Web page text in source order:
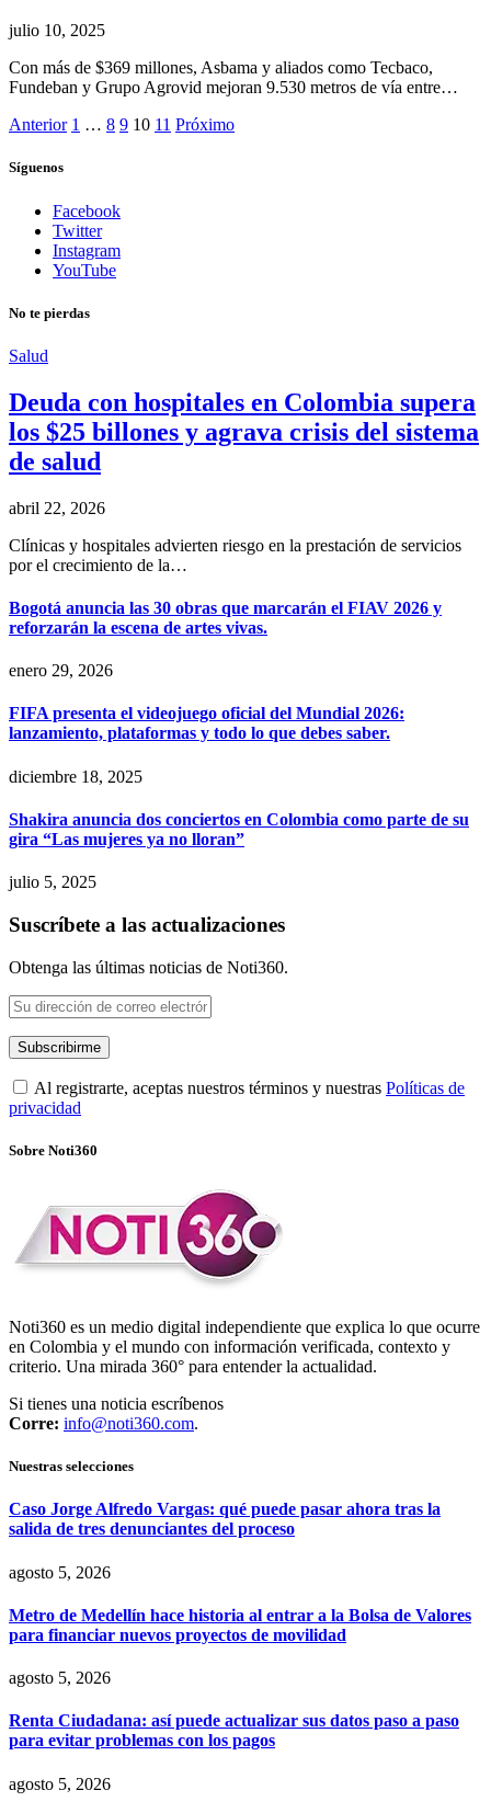
julio 10, 2025
Con más de $369 millones, Asbama y aliados como Tecbaco,
Fundeban y Grupo Agrovid mejoran 9.530 metros de vía entre…
Anterior 1 … 8 9 10 11 Próximo
Síguenos
Facebook
Twitter
Instagram
YouTube
No te pierdas
Salud
Deuda con hospitales en Colombia supera
los $25 billones y agrava crisis del sistema
de salud
abril 22, 2026
Clínicas y hospitales advierten riesgo en la prestación de servicios
por el crecimiento de la…
Bogotá anuncia las 30 obras que marcarán el FIAV 2026 y
reforzarán la escena de artes vivas.
enero 29, 2026
FIFA presenta el videojuego oficial del Mundial 2026:
lanzamiento, plataformas y todo lo que debes saber.
diciembre 18, 2025
Shakira anuncia dos conciertos en Colombia como parte de su
gira “Las mujeres ya no lloran”
julio 5, 2025
Suscríbete a las actualizaciones
Obtenga las últimas noticias de Noti360.
Al registrarte, aceptas nuestros términos y nuestras Políticas de
privacidad
Sobre Noti360
Noti360 es un medio digital independiente que explica lo que ocurre
en Colombia y el mundo con información verificada, contexto y
criterio. Una mirada 360° para entender la actualidad.
Si tienes una noticia escríbenos
Corre: info@noti360.com.
Nuestras selecciones
Caso Jorge Alfredo Vargas: qué puede pasar ahora tras la
salida de tres denunciantes del proceso
agosto 5, 2026
Metro de Medellín hace historia al entrar a la Bolsa de Valores
para financiar nuevos proyectos de movilidad
agosto 5, 2026
Renta Ciudadana: así puede actualizar sus datos paso a paso
para evitar problemas con los pagos
agosto 5, 2026